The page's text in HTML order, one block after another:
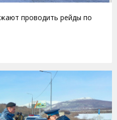
проводить рейды по